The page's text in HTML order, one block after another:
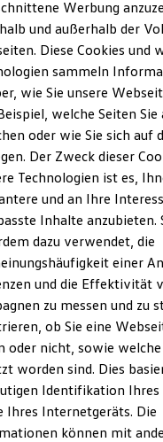
und Kauf
Verbrauchskosten
Auto-Förderung
und Konnektivität
Die ID. Software 6
Software Versionen und
Extras
zu Ihrem ID.
R und R Experience
Modelle
Experience
Experience
entdecken
Shop
Roc Kollektion
Kollektion
der
Sie auch unseren
aktuell verfügbaren
Verbrauchs- und
ein einzelnes Fahrzeug und
sondern dienen allein
verschiedenen
undZubehör
relevante
und Aerodynamik
und Verkehrsbedingungen
Fahrverhalten den
die CO₂-Emissionen und
eines Fahrzeugs
Werbung
und außerhalb der
Diese Cookies und
sammeln
wie Sie unsere
welche Seiten
oder wie Sie sich auf
Der Zweck dieser
Technologien ist es,
und an Ihre
Inhalte anzubieten.
dazu verwendet, die
einer
und die Effektivität
zu messen und zu
ob Sie eine
oder nicht, sowie
worden sind. Dies
Identifikation Ihres
Ihres Internetgeräts. Die
können mit